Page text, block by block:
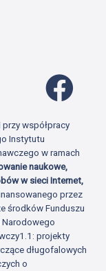
współpracy
Instytutu
w ramach
naukowe,
w sieci Internet,
przez
środków Funduszu
Narodowego
projekty
długofalowych
o